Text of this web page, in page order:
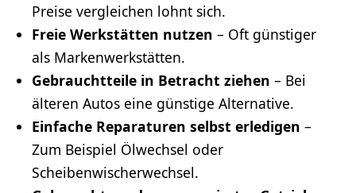
Preise vergleichen lohnt sich.
Freie Werkstätten nutzen – Oft günstiger
als Markenwerkstätten.
Gebrauchtteile in Betracht ziehen – Bei
älteren Autos eine günstige Alternative.
Einfache Reparaturen selbst erledigen –
Zum Beispiel Ölwechsel oder
Scheibenwischerwechsel.